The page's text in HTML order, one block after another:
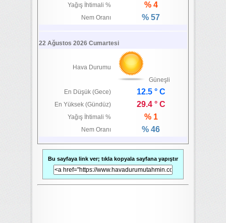
Yağış İhtimali % % 4
Nem Oranı % 57
22 Ağustos 2026 Cumartesi
Hava Durumu
Güneşli
En Düşük (Gece)
12.5 ° C
En Yüksek (Gündüz) 29.4 ° C
Yağış İhtimali % % 1
Nem Oranı % 46
Bu sayfaya link ver; tıkla kopyala sayfana yapıştır